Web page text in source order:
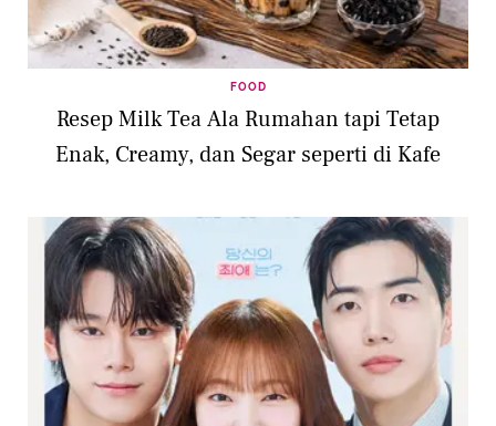
FOOD
Resep Milk Tea Ala Rumahan tapi Tetap
Enak, Creamy, dan Segar seperti di Kafe